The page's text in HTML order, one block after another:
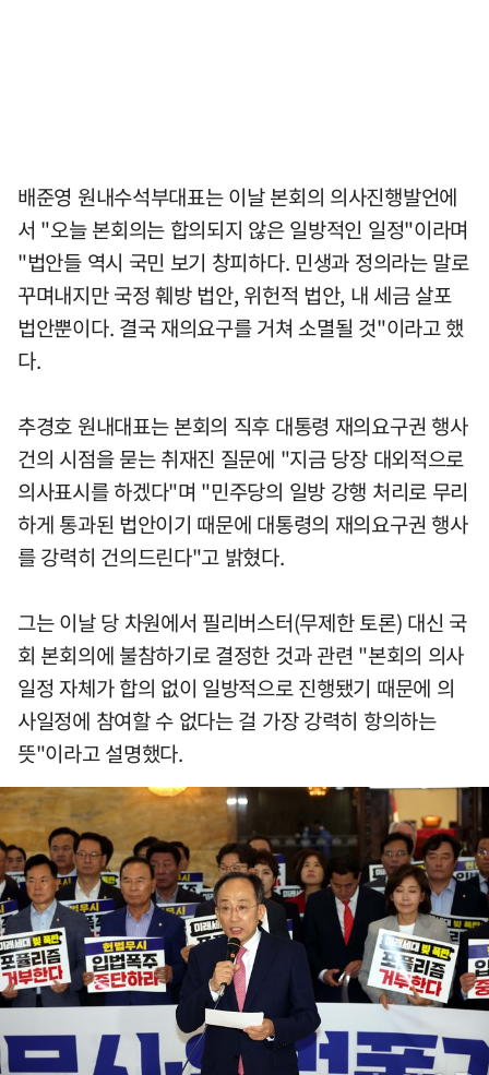
배준영 원내수석부대표는 이날 본회의 의사진행발언에
서 "오늘 본회의는 합의되지 않은 일방적인 일정"이라며
"법안들 역시 국민 보기 창피하다. 민생과 정의라는 말로
꾸며내지만 국정 훼방 법안, 위헌적 법안, 내 세금 살포
법안뿐이다. 결국 재의요구를 거쳐 소멸될 것"이라고 했
다.
추경호 원내대표는 본회의 직후 대통령 재의요구권 행사
건의 시점을 묻는 취재진 질문에 "지금 당장 대외적으로
의사표시를 하겠다"며 "민주당의 일방 강행 처리로 무리
하게 통과된 법안이기 때문에 대통령의 재의요구권 행사
를 강력히 건의드린다"고 밝혔다.
그는 이날 당 차원에서 필리버스터(무제한 토론) 대신 국
회 본회의에 불참하기로 결정한 것과 관련 "본회의 의사
일정 자체가 합의 없이 일방적으로 진행됐기 때문에 의
사일정에 참여할 수 없다는 걸 가장 강력히 항의하는
뜻"이라고 설명했다.